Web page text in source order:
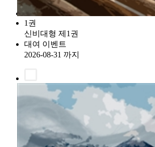
1권
신비대형 제1권
대여 이벤트
2026-08-31 까지